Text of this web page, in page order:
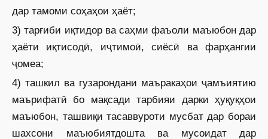
дар тамоми соҳаҳои ҳаёт;
3) тарғиби иқтидор ва саҳми фаъоли маъюбон дар
ҳаёти иқтисодӣ, иҷтимоӣ, сиёсӣ ва фарҳангии
ҷомеа;
4) ташкил ва гузарондани маъракаҳои ҷамъиятию
маърифатӣ бо мақсади тарбияи дарки ҳуқуқҳои
маъюбон, ташвиқи тасаввуроти мусбат дар бораи
шахсони маъюбиятдошта ва мусоидат дар